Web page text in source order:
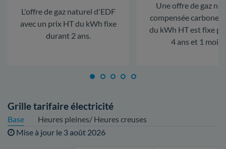
L'offre de gaz naturel d'EDF
avec un prix HT du kWh fixe
durant 2 ans.
Une offre de gaz
compensée carbone.
du kWh HT est fixe
4 ans et 1 mois.
Grille tarifaire électricité
Base
Heures pleines/ Heures creuses
Mise à jour le 3 août 2026